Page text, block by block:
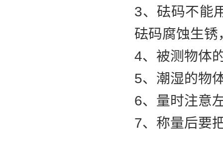
3、砝码不能
砝码腐蚀生
4、被测物体
5、潮湿的物
6、量时注意
7、称量后要